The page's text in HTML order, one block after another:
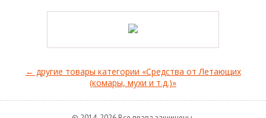
← другие товары категории «Средства от Летающих
(комары, мухи и т.д.)»